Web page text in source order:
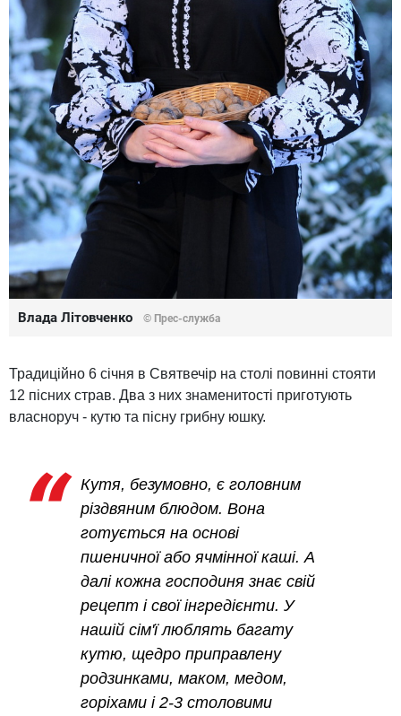
Влада Літовченко © Прес-служба
Традиційно 6 січня в Святвечір на столі повинні стояти
12 пісних страв. Два з них знаменитості приготують
власноруч - кутю та пісну грибну юшку.
Кутя, безумовно, є головним
різдвяним блюдом. Вона
готується на основі
пшеничної або ячмінної каші. А
далі кожна господиня знає свій
рецепт і свої інгредієнти. У
нашій сім'ї люблять багату
кутю, щедро приправлену
родзинками, маком, медом,
горіхами і 2-3 столовими